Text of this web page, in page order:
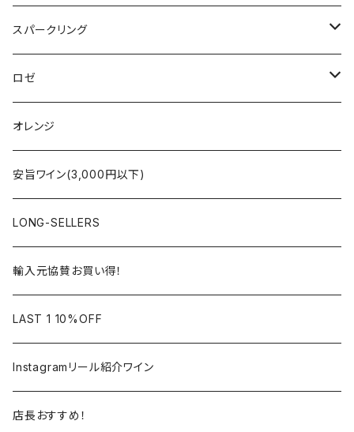
ボルドー
シャンパーニュ
コート・デュ・ローヌ
ラングドック・ルーション
アルザス
ロワール
フランス
ラングドック
イタリア
トスカーナ
スペイン
アルザス
ブルゴーニュ
ボルドー
ロワール
ローヌ
ラングドック
フランス
イタリア
トスカーナ
スペイン
スパークリング
シャンパーニュ
アルザス
フランス
日本
イタリア
南アフリカ
ニュージーランド
イギリス
ロゼ
シャンパーニュ
アルザス
ドイツ
オーストラリア
カリフォルニア
日本
オレンジ
安旨ワイン(3,000円以下)
LONG-SELLERS
輸入元協賛お買い得！
LAST 1 10%OFF
Instagramリール紹介ワイン
店長おすすめ！